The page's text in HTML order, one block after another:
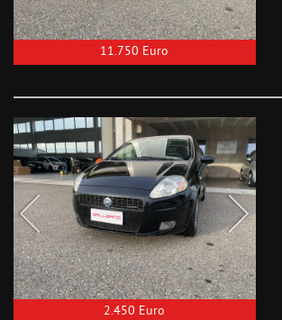
11.750 Euro
2.450 Euro